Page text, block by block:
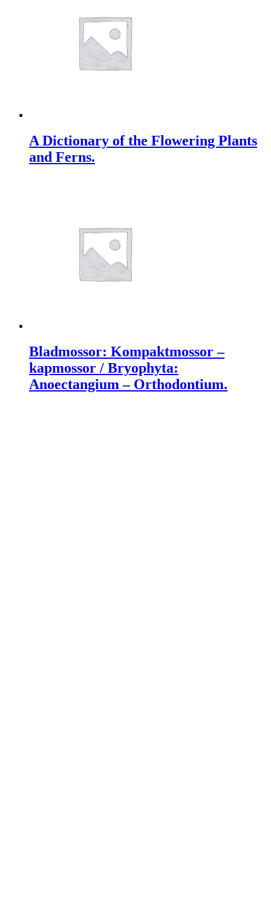
A Dictionary of the Flowering Plants
and Ferns.
Bladmossor: Kompaktmossor –
kapmossor / Bryophyta:
Anoectangium – Orthodontium.